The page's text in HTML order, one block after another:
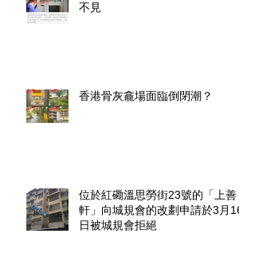
不見
香港骨灰龕場面臨倒閉潮？
位於紅磡溫思勞街23號的「上善
軒」向城規會的改劃申請於3月16
日被城規會拒絕